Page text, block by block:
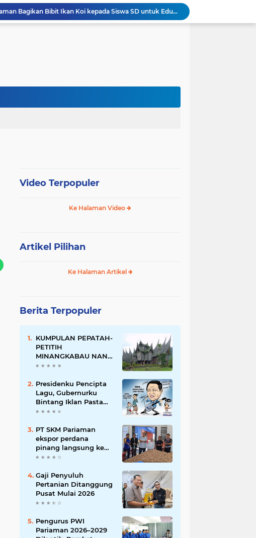
Wali Kota Pariaman Salurkan Bantuan bagi Korban Pohon Tumbang, Rumah Rusak Berat Akan Dibedah
Wali Kota Pariaman Ajukan Rancangan KUA-PPAS APBD 2027, Pendapatan Diproyeksikan Rp626,1 Miliar
Wali Kota Pariaman Hadiri Penguatan Relawan Pancasila, Tekankan Implementasi Nilai Pancasila dalam Pelayanan Publik
Video Terpopuler
Ke Halaman Video
Artikel Pilihan
Ke Halaman Artikel
Berita Terpopuler
KUMPULAN PEPATAH-
PETITIH
MINANGKABAU NAN
ELOK
Presidenku Pencipta
Lagu, Gubernurku
Bintang Iklan Pasta
Gigi
PT SKM Pariaman
ekspor perdana
pinang langsung ke
India
Gaji Penyuluh
Pertanian Ditanggung
Pusat Mulai 2026
Pengurus PWI
Pariaman 2026–2029